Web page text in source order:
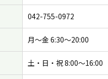
042-755-0972
月〜金 6:30〜20:00
土・日・祝 8:00〜16:00